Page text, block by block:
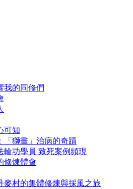
我的同修們
可知
「獅畫」治病的奇蹟
輪功學員 致死案例頻現
修煉體會
麥村的集體修煉與採風之旅